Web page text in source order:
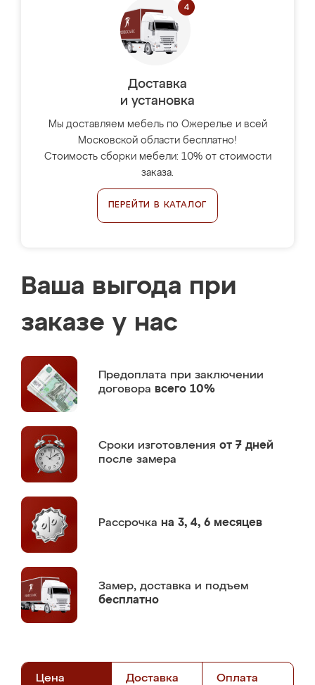
Доставка
и установка
Мы доставляем мебель по Ожерелье и всей
Московской области бесплатно!
Стоимость сборки мебели: 10% от стоимости
заказа.
ПЕРЕЙТИ В КАТАЛОГ
Ваша выгода при
заказе у нас
Предоплата при заключении
договора всего 10%
Сроки изготовления от 7 дней
после замера
Рассрочка на 3, 4, 6 месяцев
Замер, доставка и подъем
бесплатно
Цена Доставка Оплата